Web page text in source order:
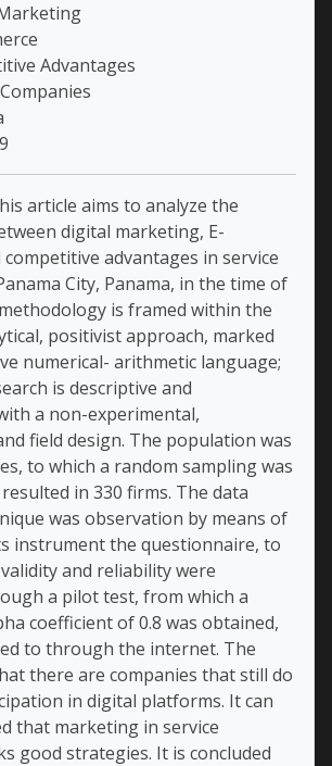
Advantages
article aims to analyze the
digital marketing, E-
competitive advantages in service
City, Panama, in the time of
is framed within the
positivist approach, marked
numerical- arithmetic language;
is descriptive and
a non-experimental,
field design. The population was
to which a random sampling was
in 330 firms. The data
was observation by means of
instrument the questionnaire, to
and reliability were
a pilot test, from which a
coefficient of 0.8 was obtained,
to through the internet. The
there are companies that still do
in digital platforms. It can
that marketing in service
good strategies. It is concluded